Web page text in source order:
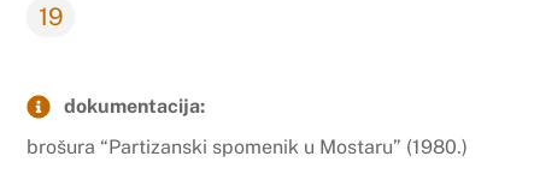
19
dokumentacija:
brošura “Partizanski spomenik u Mostaru” (1980.)